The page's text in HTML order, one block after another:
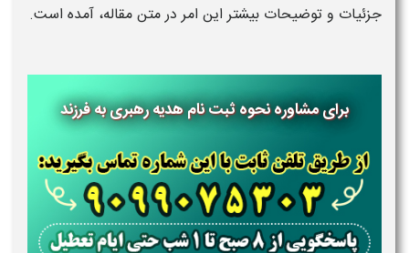
جزئیات و توضیحات بیشتر این امر در متن مقاله، آمده است.
برای مشاوره نحوه ثبت نام هدیه رهبری به فرزند